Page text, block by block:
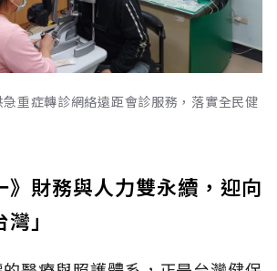
重症轉診網絡遠距會診服務，落實全民健
》財務與人力雙永續，迎向
」